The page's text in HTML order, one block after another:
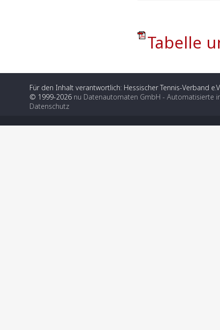
Tabelle
Für den Inhalt verantwortlich: Hessischer Tennis-Verband
© 1999-2026 nu Datenautomaten GmbH - Automatisierte
Datenschutz